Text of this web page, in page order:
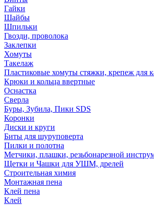
Гайки
Шайбы
Шпильки
Гвозди, проволока
Заклепки
Хомуты
Такелаж
Пластиковые хомуты стяжки, крепеж для
Крюки и кольца ввертные
Оснастка
Сверла
Буры, Зубила, Пики SDS
Коронки
Диски и круги
Биты для шуруповерта
Пилки и полотна
Метчики, плашки, резьбонарезной
Щетки и Чашки для УШМ, дрелей
Строительная химия
Монтажная пена
Клей пена
Клей